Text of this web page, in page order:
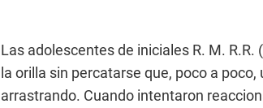
Las adolescentes de iniciales R. M. R.R.
la orilla sin percatarse que, poco a
arrastrando. Cuando intentaron